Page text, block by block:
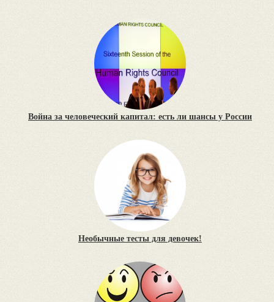
Война за человеческий капитал: есть ли шансы у России
Необычные тесты для девочек!